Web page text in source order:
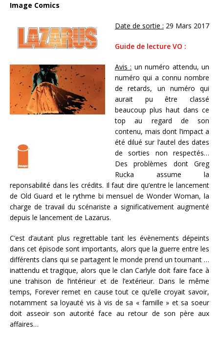
Image Comics
Date de sortie : 29 Mars 2017
Guide de lecture VO :
Avis : un numéro attendu, un
numéro qui a connu nombre
de retards, un numéro qui
aurait pu être classé
beaucoup plus haut dans ce
top au regard de son
contenu, mais dont l’impact a
été dilué sur l’autel des dates
de sorties non respectés…
Des problèmes dont Greg
Rucka assume la
reponsabilité dans les crédits. Il faut dire qu’entre le lancement
de Old Guard et le rythme bi mensuel de Wonder Woman, la
charge de travail du scénariste a significativement augmenté
depuis le lancement de Lazarus.
C’est d’autant plus regrettable tant les évènements dépeints
dans cet épisode sont importants, alors que la guerre entre les
différents clans qui se partagent le monde prend un tournant …
inattendu et tragique, alors que le clan Carlyle doit faire face à
une trahison de l’intérieur et de l’extérieur. Dans le même
temps, Forever remet en cause tout ce qu’elle croyait savoir,
notamment sa loyauté vis à vis de sa « famille » et sa soeur
doit asseoir son autorité face au retour de son père aux
affaires…